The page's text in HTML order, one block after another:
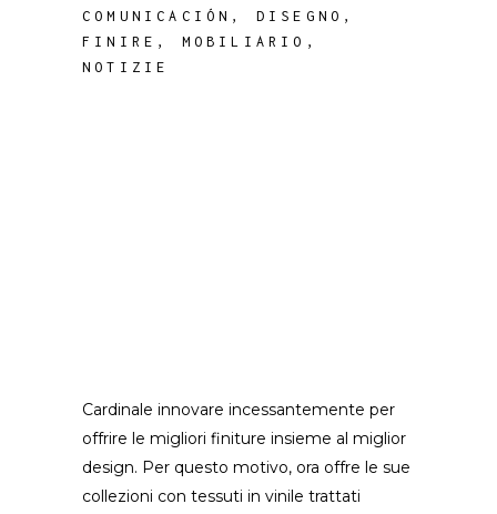
COMUNICACIÓN , DISEGNO ,
FINIRE , MOBILIARIO ,
NOTIZIE
Cardinale innovare incessantemente per
offrire le migliori finiture insieme al miglior
design. Per questo motivo, ora offre le sue
collezioni con tessuti in vinile trattati